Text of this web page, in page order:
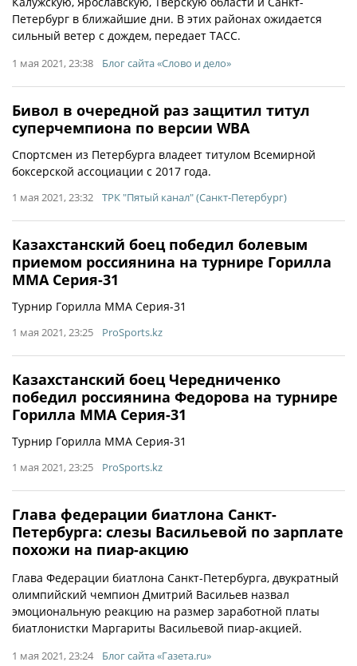
Петербург в ближайшие дни. В этих районах ожидается
сильный ветер с дождем, передает ТАСС.
1 мая 2021, 23:38 Блог сайта «Слово и дело»
Бивол в очередной раз защитил титул
суперчемпиона по версии WBA
Спортсмен из Петербурга владеет титулом Всемирной
боксерской ассоциации с 2017 года.
1 мая 2021, 23:32 ТРК "Пятый канал" (Санкт-Петербург)
Казахстанский боец победил болевым
приемом россиянина на турнире Горилла
ММА Серия-31
Турнир Горилла ММА Серия-31
1 мая 2021, 23:25 ProSports.kz
Казахстанский боец Чередниченко
победил россиянина Федорова на турнире
Горилла ММА Серия-31
Турнир Горилла ММА Серия-31
1 мая 2021, 23:25 ProSports.kz
Глава федерации биатлона Санкт-
Петербурга: слезы Васильевой по зарплате
похожи на пиар-акцию
Глава Федерации биатлона Санкт-Петербурга, двукратный
олимпийский чемпион Дмитрий Васильев назвал
эмоциональную реакцию на размер заработной платы
биатлонистки Маргариты Васильевой пиар-акцией.
1 мая 2021, 23:24 Блог сайта «Газета.ru»